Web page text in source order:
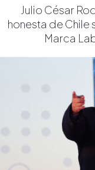
Julio César
honesta de Chile
Marca